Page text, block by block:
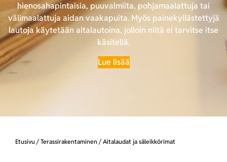
hienosahapintaisia, puuvalmiita, pohjamaalattuja tai
välimaalattuja aidan vaakapuita. Myös painekyllästettyjä
lautoja käytetään aitalautoina, jolloin niitä ei tarvitse itse
käsitellä.
Lue lisää
Etusivu / Terassirakentaminen / Aitalaudat ja säleikkörimat